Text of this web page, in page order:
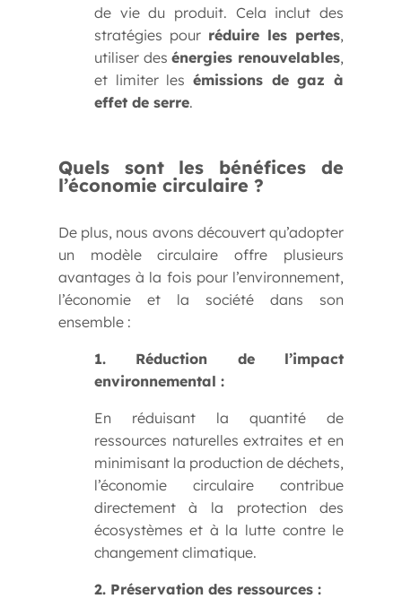
de vie du produit. Cela inclut des
stratégies pour réduire les pertes,
utiliser desénergies renouvelables,
et limiter les émissions de gaz à
effet de serre.
Quels sont les bénéfices de
l’économie circulaire ?
De plus, nous avons découvert qu’adopter
un modèle circulaire offre plusieurs
avantages à la fois pour l’environnement,
l’économie et la société dans son
ensemble :
1. Réduction de l’impact
environnemental :
En réduisant la quantité de
ressources naturelles extraites et en
minimisant la production de déchets,
l’économie circulaire contribue
directement à la protection des
écosystèmes et à la lutte contre le
changement climatique.
2. Préservation des ressources :